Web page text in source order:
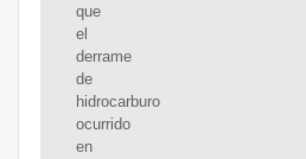
que
el
derrame
de
hidrocarburo
ocurrido
en